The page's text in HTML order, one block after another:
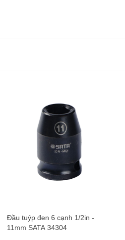
Đầu tuýp đen 6 cạnh 1/2in -
11mm SATA 34304